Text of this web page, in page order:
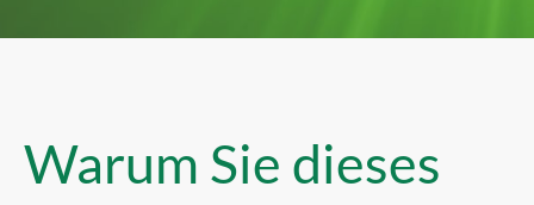
Warum Sie dieses